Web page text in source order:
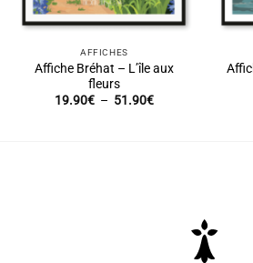
AFFICHES
Affiche Bréhat – L’île aux
fleurs
19.90€ – 51.90€Plage